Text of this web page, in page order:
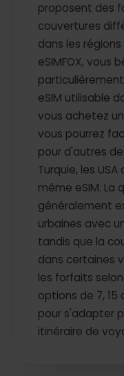
proposent des
couvertures
dans les
eSIMFOX, vous
eSIM utilisable
vous achetez
vous pourrez
pour d'autres
Turquie, les
même eSIM. La
généralement
urbaines avec
tandis que la
dans certaines
les forfaits
options de 7, 15
pour s'adapter
itinéraire de